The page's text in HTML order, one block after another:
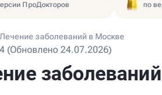
ПроДокторов по
Лечение заболеваний в Москве
(Обновлено 24.07.2026)